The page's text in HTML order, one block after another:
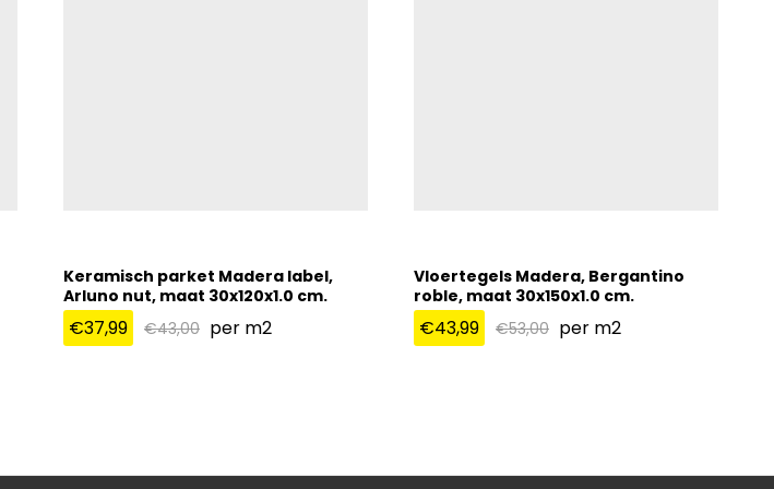
Keramisch parket Madera label,
Arluno nut, maat 30x120x1.0 cm.
€37,99 €43,00 per m2
Vloertegels Madera, Bergantino
roble, maat 30x150x1.0 cm.
€43,99 €53,00 per m2